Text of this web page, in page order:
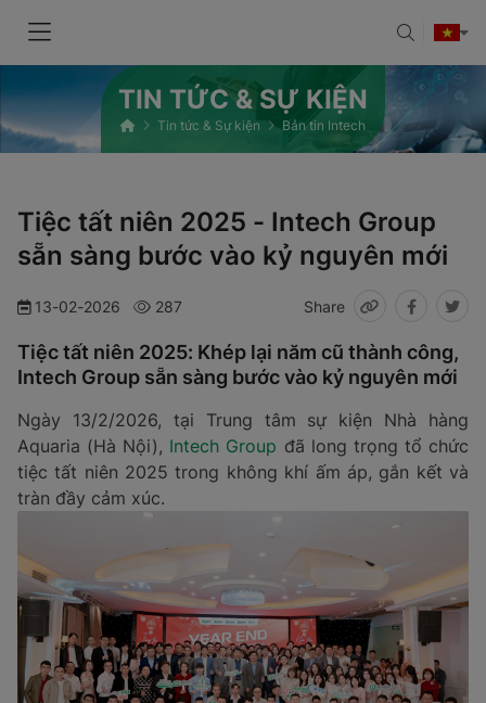
TIN TỨC & SỰ KIỆN
Tin tức & Sự kiện Bản tin Intech
Tiệc tất niên 2025 - Intech Group
sẵn sàng bước vào kỷ nguyên mới
13-02-2026 287 Share
Tiệc tất niên 2025: Khép lại năm cũ thành công,
Intech Group sẵn sàng bước vào kỷ nguyên mới
Ngày 13/2/2026, tại Trung tâm sự kiện Nhà hàng
Aquaria (Hà Nội), Intech Group đã long trọng tổ chức
tiệc tất niên 2025 trong không khí ấm áp, gắn kết và
tràn đầy cảm xúc.